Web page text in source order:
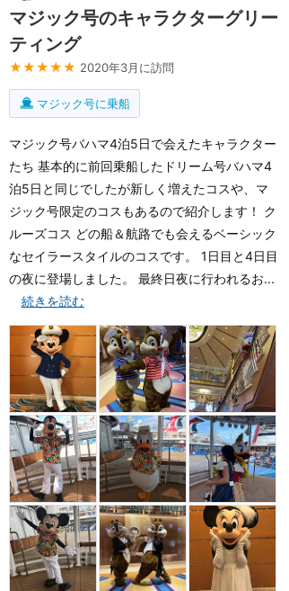
マジック号のキャラクターグリー
ティング
★★★★★ 2020年3月に訪問
マジック号に乗船
マジック号バハマ4泊5日で会えたキャラクター
たち 基本的に前回乗船したドリーム号バハマ4
泊5日と同じでしたが新しく増えたコスや、マ
ジック号限定のコスもあるので紹介します！ ク
ルーズコス どの船＆航路でも会えるベーシック
なセイラースタイルのコスです。 1日目と4日目
の夜に登場しました。 最終日夜に行われるお...
続きを読む